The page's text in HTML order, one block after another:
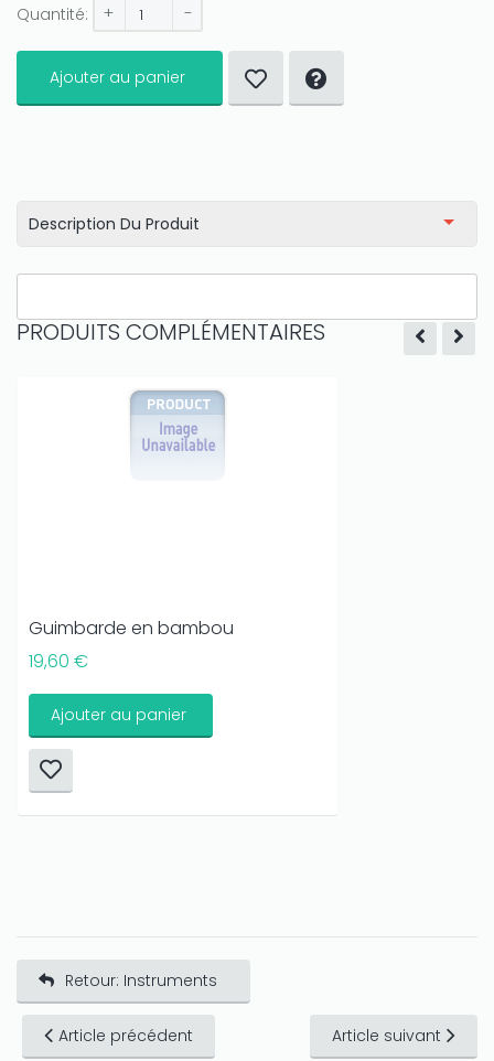
Quantité: + -
Ajouter au panier
Description Du Produit
PRODUITS COMPLÉMENTAIRES
Guimbarde en bambou
19,60 €
Ajouter au panier
Retour: Instruments
Article précédent Article suivant